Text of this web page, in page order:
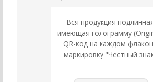
Вся продукция
имеющая голограмму
QR-код на каждом
маркировку "Честный